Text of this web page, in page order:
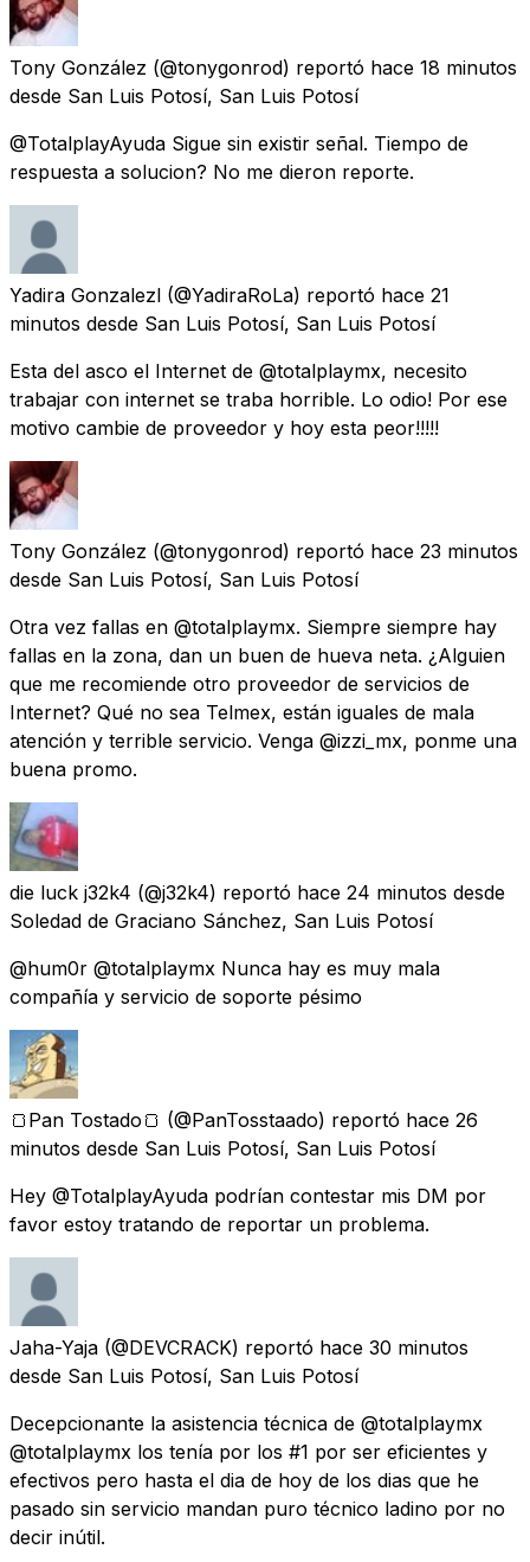
Tony González (@tonygonrod) reportó hace 18 minutos
desde San Luis Potosí, San Luis Potosí
@TotalplayAyuda Sigue sin existir señal. Tiempo de
respuesta a solucion? No me dieron reporte.
Yadira Gonzalezl (@YadiraRoLa) reportó hace 21
minutos desde San Luis Potosí, San Luis Potosí
Esta del asco el Internet de @totalplaymx, necesito
trabajar con internet se traba horrible. Lo odio! Por ese
motivo cambie de proveedor y hoy esta peor!!!!!
Tony González (@tonygonrod) reportó hace 23 minutos
desde San Luis Potosí, San Luis Potosí
Otra vez fallas en @totalplaymx. Siempre siempre hay
fallas en la zona, dan un buen de hueva neta. ¿Alguien
que me recomiende otro proveedor de servicios de
Internet? Qué no sea Telmex, están iguales de mala
atención y terrible servicio. Venga @izzi_mx, ponme una
buena promo.
die luck j32k4 (@j32k4) reportó hace 24 minutos desde
Soledad de Graciano Sánchez, San Luis Potosí
@hum0r @totalplaymx Nunca hay es muy mala
compañía y servicio de soporte pésimo
🍞Pan Tostado🍞 (@PanTosstaado) reportó hace 26
minutos desde San Luis Potosí, San Luis Potosí
Hey @TotalplayAyuda podrían contestar mis DM por
favor estoy tratando de reportar un problema.
Jaha-Yaja (@DEVCRACK) reportó hace 30 minutos
desde San Luis Potosí, San Luis Potosí
Decepcionante la asistencia técnica de @totalplaymx
@totalplaymx los tenía por los #1 por ser eficientes y
efectivos pero hasta el dia de hoy de los dias que he
pasado sin servicio mandan puro técnico ladino por no
decir inútil.